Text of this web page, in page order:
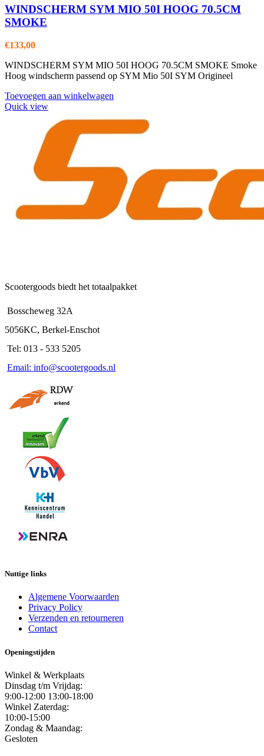
WINDSCHERM SYM MIO 50I HOOG 70.5CM
SMOKE
€133,00
WINDSCHERM SYM MIO 50I HOOG 70.5CM SMOKE Smoke
Hoog windscherm passend op SYM Mio 50I SYM Origineel
Toevoegen aan winkelwagen
Quick view
Scootergoods biedt het totaalpakket
Bosscheweg 32A
5056KC, Berkel-Enschot
Tel: 013 - 533 5205
Email: info@scootergoods.nl
Nuttige links
Algemene Voorwaarden
Privacy Policy
Verzenden en retourneren
Contact
Openingstijden
Winkel & Werkplaats
Dinsdag t/m Vrijdag:
9:00-12:00 13:00-18:00
Winkel Zaterdag:
10:00-15:00
Zondag & Maandag:
Gesloten